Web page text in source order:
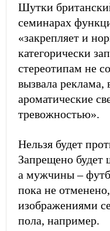
Шутки
семинарах
«закрепляет и
категорически
стереотипам не
вызвала реклама,
ароматические
тревожностью».
Нельзя будет
Запрещено
а мужчины –
пока не
изображениями
пола, например.